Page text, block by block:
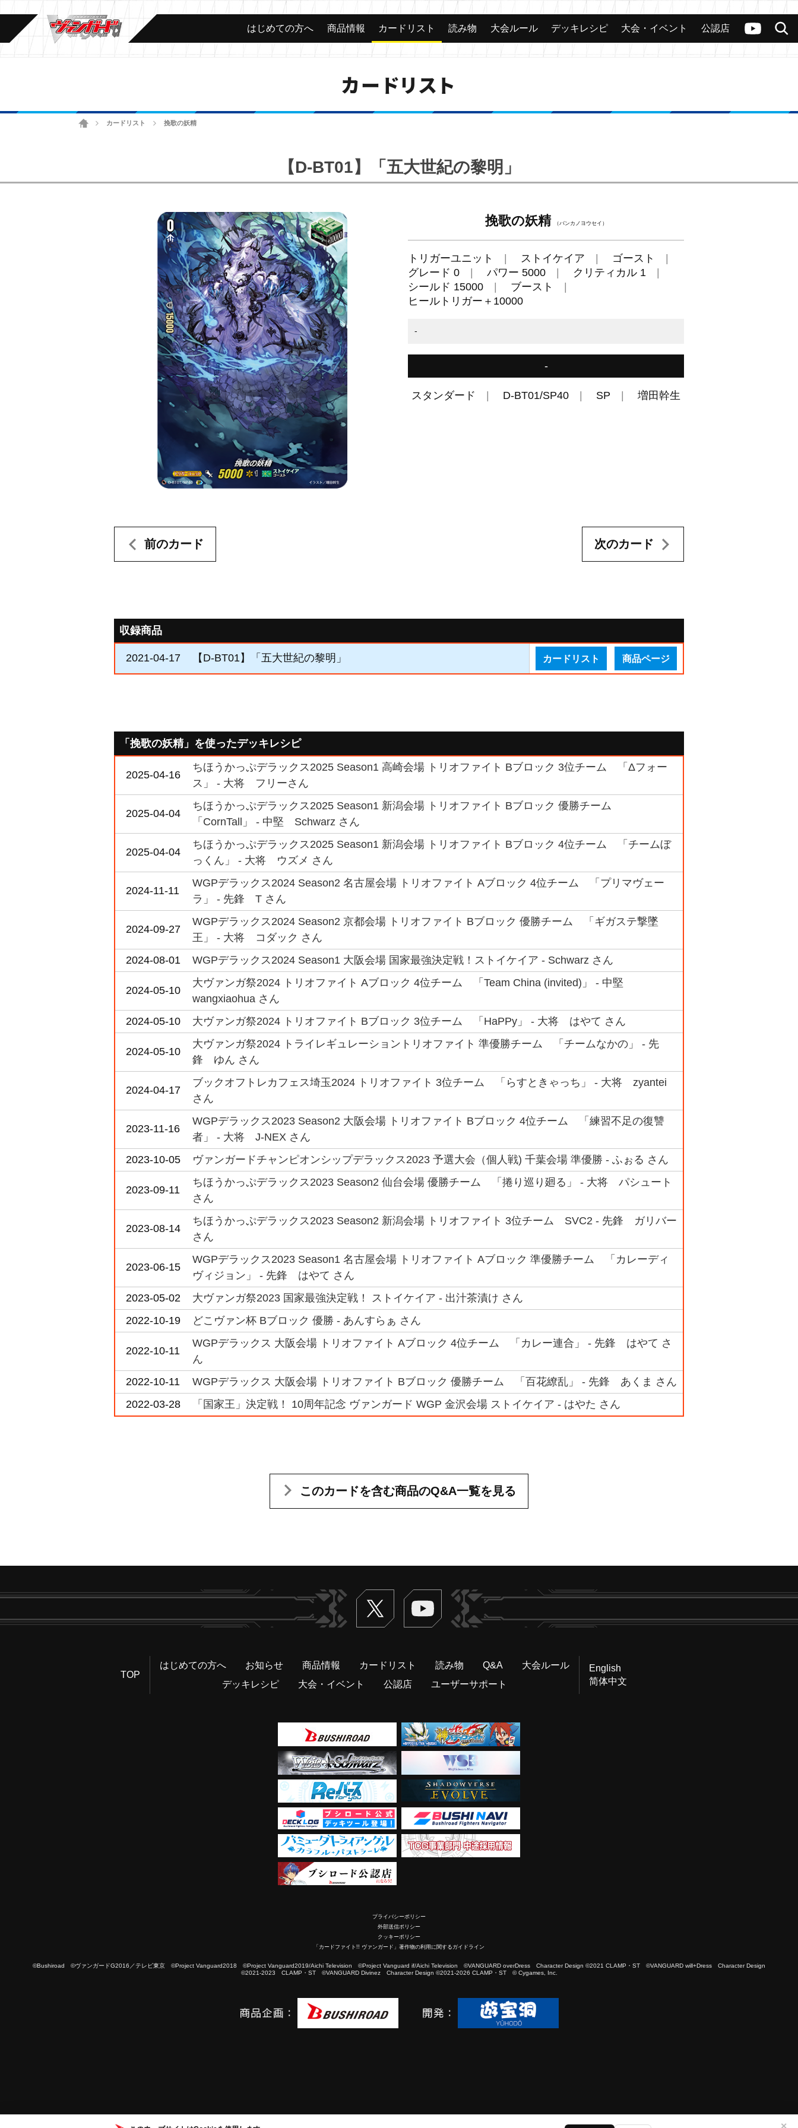
ヴァンガードch
検索
カード 大会 公認店舗 その他
はじめての方へ 商品情報 カードリスト 読み物 大会ルール デッキレシピ 大会・イベント 公認店
カードリスト
ホームカードリスト 挽歌の妖精
【D-BT01】「五大世紀の黎明」
挽歌の妖精 （バンカノヨウセイ）
トリガーユニット ストイケイア
ゴースト
グレード 0
パワー 5000
クリティカル 1
シールド 15000
ブースト
ヒールトリガー＋10000
-
-
スタンダード D-BT01/SP40 SP 増田幹生
前のカード 次のカード
収録商品
2021-04-17 【D-BT01】「五大世紀の黎明」 カードリスト 商品ページ
「挽歌の妖精」を使ったデッキレシピ
2025-04-16
ちほうかっぷデラックス2025 Season1 高崎会場 トリオファイト Bブロック 3位チーム 「Δフォー
ス」 - 大将 フリーさん
2025-04-04
ちほうかっぷデラックス2025 Season1 新潟会場 トリオファイト Bブロック 優勝チーム
「CornTall」 - 中堅 Schwarz さん
2025-04-04
ちほうかっぷデラックス2025 Season1 新潟会場 トリオファイト Bブロック 4位チーム 「チームぼ
っくん」 - 大将 ウズメ さん
2024-11-11
WGPデラックス2024 Season2 名古屋会場 トリオファイト Aブロック 4位チーム 「プリマヴェー
ラ」 - 先鋒 T さん
2024-09-27
WGPデラックス2024 Season2 京都会場 トリオファイト Bブロック 優勝チーム 「ギガステ撃墜
王」 - 大将 コダック さん
2024-08-01
WGPデラックス2024 Season1 大阪会場 国家最強決定戦！ストイケイア - Schwarz さん
2024-05-10
大ヴァンガ祭2024 トリオファイト Aブロック 4位チーム 「Team China (invited)」 - 中堅
wangxiaohua さん
2024-05-10
大ヴァンガ祭2024 トリオファイト Bブロック 3位チーム 「HaPPy」 - 大将 はやて さん
2024-05-10
大ヴァンガ祭2024 トライレギュレーショントリオファイト 準優勝チーム 「チームなかの」 - 先
鋒 ゆん さん
2024-04-17
ブックオフトレカフェス埼玉2024 トリオファイト 3位チーム 「らすときゃっち」 - 大将 zyantei
さん
2023-11-16
WGPデラックス2023 Season2 大阪会場 トリオファイト Bブロック 4位チーム 「練習不足の復讐
者」 - 大将 J-NEX さん
2023-10-05
ヴァンガードチャンピオンシップデラックス2023 予選大会（個人戦) 千葉会場 準優勝 - ふぉる さん
2023-09-11
ちほうかっぷデラックス2023 Season2 仙台会場 優勝チーム 「捲り巡り廻る」 - 大将 パシュート
さん
2023-08-14
ちほうかっぷデラックス2023 Season2 新潟会場 トリオファイト 3位チーム SVC2 - 先鋒 ガリバー
さん
2023-06-15
WGPデラックス2023 Season1 名古屋会場 トリオファイト Aブロック 準優勝チーム 「カレーディ
ヴィジョン」 - 先鋒 はやて さん
2023-05-02
大ヴァンガ祭2023 国家最強決定戦！ ストイケイア - 出汁茶漬け さん
2022-10-19
どこヴァン杯 Bブロック 優勝 - あんすらぁ さん
2022-10-11
WGPデラックス 大阪会場 トリオファイト Aブロック 4位チーム 「カレー連合」 - 先鋒 はやて さ
ん
2022-10-11
WGPデラックス 大阪会場 トリオファイト Bブロック 優勝チーム 「百花繚乱」 - 先鋒 あくま さん
2022-03-28
「国家王」決定戦！ 10周年記念 ヴァンガード WGP 金沢会場 ストイケイア - はやた さん
このカードを含む商品のQ&A一覧を見る
Twitter ヴァンガードch
TOP
はじめての方へ お知らせ 商品情報 カードリスト 読み物 Q&A
大会ルール
デッキレシピ
大会・イベント 公認店 ユーザーサポート
English
简体中文
プライバシーポリシー
外部送信ポリシー
クッキーポリシー
「カードファイト!! ヴァンガード」著作物の利用に関するガイドライン
©Bushiroad ©ヴァンガードG2016／テレビ東京 ©Project Vanguard2018 ©Project Vanguard2019/Aichi Television ©Project Vanguard if/Aichi Television ©VANGUARD overDress Character Design ©2021 CLAMP・ST ©VANGUARD will+Dress Character Design
©2021-2023 CLAMP・ST ©VANGUARD Divinez Character Design ©2021-2026 CLAMP・ST © Cygames, Inc.